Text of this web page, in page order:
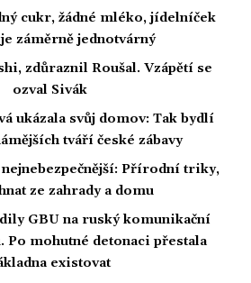
cukr, žádné mléko, jídelníček
záměrně jednotvárný
zdůraznil Roušal. Vzápětí se
ozval Sivák
ukázala svůj domov: Tak bydlí
tváří české zábavy
Přírodní triky,
ze zahrady a domu
GBU na ruský komunikační
Po mohutné detonaci přestala
existovat